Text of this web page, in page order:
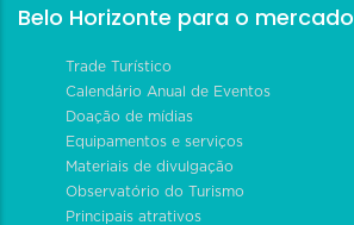
Belo Horizonte para o mercado
Trade Turístico
Calendário Anual de Eventos
Doação de mídias
Equipamentos e serviços
Materiais de divulgação
Observatório do Turismo
Principais atrativos